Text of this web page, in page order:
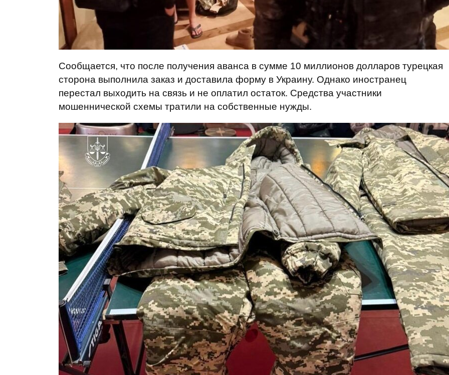
Сообщается, что после получения аванса в сумме 10 миллионов долларов турецкая
сторона выполнила заказ и доставила форму в Украину. Однако иностранец
перестал выходить на связь и не оплатил остаток. Средства участники
мошеннической схемы тратили на собственные нужды.